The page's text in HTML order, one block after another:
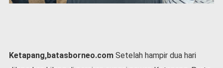
a
r
Ketapang,batasborneo.comSetelah hampir dua hari